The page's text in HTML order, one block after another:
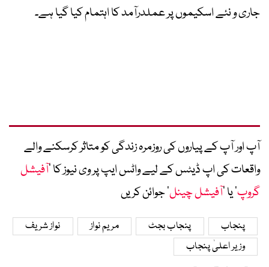
جاری و نئے اسکیموں پر عملدرآمد کا اہتمام کیا گیا ہے۔
آپ اور آپ کے پیاروں کی روزمرہ زندگی کو متاثر کرسکنے والے
واقعات کی اپ ڈیٹس کے لیے واٹس ایپ پر وی نیوز کا ’آفیشل
گروپ‘ یا ’آفیشل چینل‘ جوائن کریں
پنجاب پنجاب بجٹ مریم نواز
نواز شریف
وزیر اعلیٰ پنجاب